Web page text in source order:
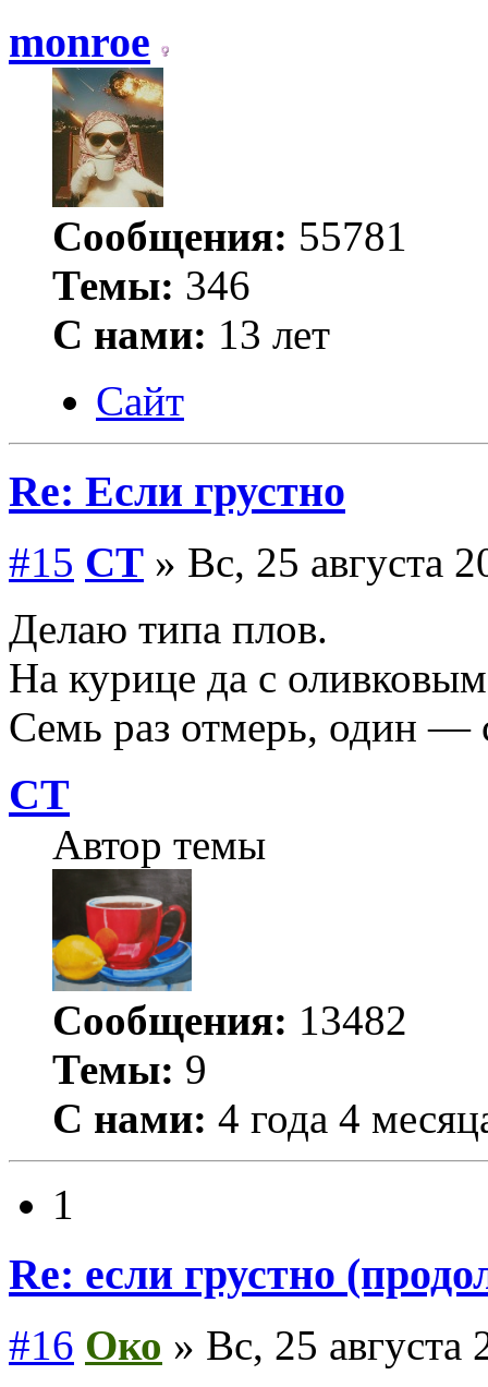
monroe
Сообщения: 55781
Темы: 346
С нами: 13 лет
Сайт
Re: Если грустно
#15 СТ » Вс, 25 августа
Делаю типа плов.
На курице да с
Семь раз отмерь, один —
СТ
Автор темы
Сообщения: 13482
Темы: 9
С нами: 4 года 4
1
Re: если грустно
#16 Око » Вс, 25 августа